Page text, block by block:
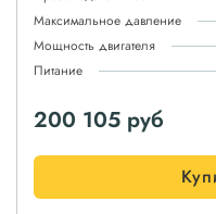
Максимальное давление
Мощность двигателя
Питание
200 105 руб